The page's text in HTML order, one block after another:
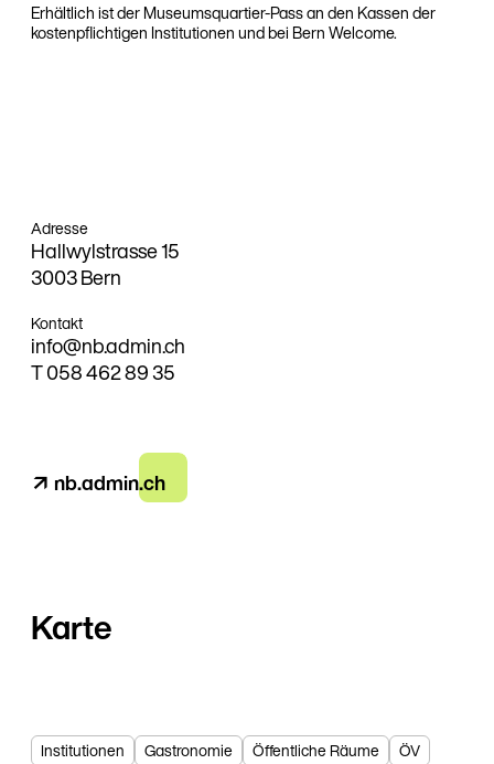
Erhältlich ist der Museumsquartier-Pass an den Kassen der
kostenpflichtigen Institutionen und bei Bern Welcome.
Adresse
Hallwylstrasse 15
3003 Bern
Kontakt
info@nb.admin.ch
T058 462 89 35
↗ nb.admin.ch
Karte
Institutionen Gastronomie Öffentliche Räume
ÖV